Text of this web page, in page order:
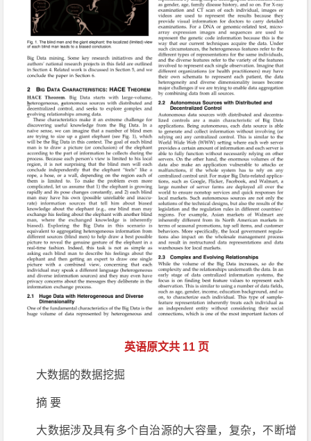
英语原文共 11 页
大数据的数据挖掘
摘 要
大数据涉及具有多个自治源的大容量，复杂，不断增